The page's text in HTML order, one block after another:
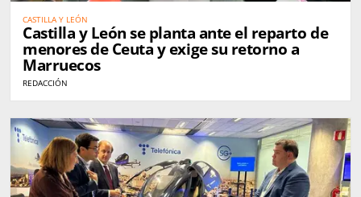
CASTILLA Y LEÓN
Castilla y León se planta ante el reparto de
menores de Ceuta y exige su retorno a
Marruecos
REDACCIÓN